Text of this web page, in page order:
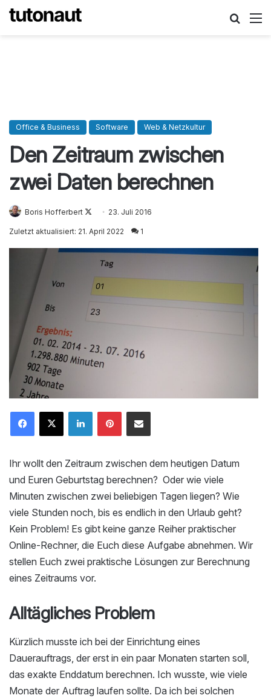
Office & Business Software Web & Netzkultur
Den Zeitraum zwischen
zwei Daten berechnen
Boris Hofferbert
Follow23. Juli 2016
Zuletzt aktualisiert: 21. April 2022 1
Ihr wollt den Zeitraum zwischen dem heutigen Datum
und Euren Geburtstag berechnen? Oder wie viele
Minuten zwischen zwei beliebigen Tagen liegen? Wie
viele Stunden noch, bis es endlich in den Urlaub geht?
Kein Problem! Es gibt keine ganze Reiher praktischer
Online-Rechner, die Euch diese Aufgabe abnehmen. Wir
stellen Euch zwei praktische Lösungen zur Berechnung
eines Zeitraums vor.
Alltägliches Problem
Kürzlich musste ich bei der Einrichtung eines
Dauerauftrags, der erst in ein paar Monaten starten soll,
das exakte Enddatum berechnen. Ich wusste, wie viele
Monate der Auftrag laufen sollte. Da ich bei solchen